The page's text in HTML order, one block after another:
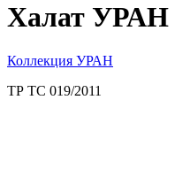
Халат УРАН
Коллекция УРАН
ТР ТС 019/2011